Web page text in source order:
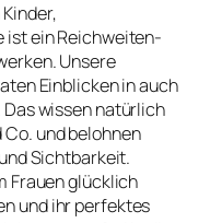
ist ein Reichweiten-
Unsere
Einblicken in auch
wissen natürlich
und belohnen
Sichtbarkeit.
Frauen glücklich
und ihr perfektes